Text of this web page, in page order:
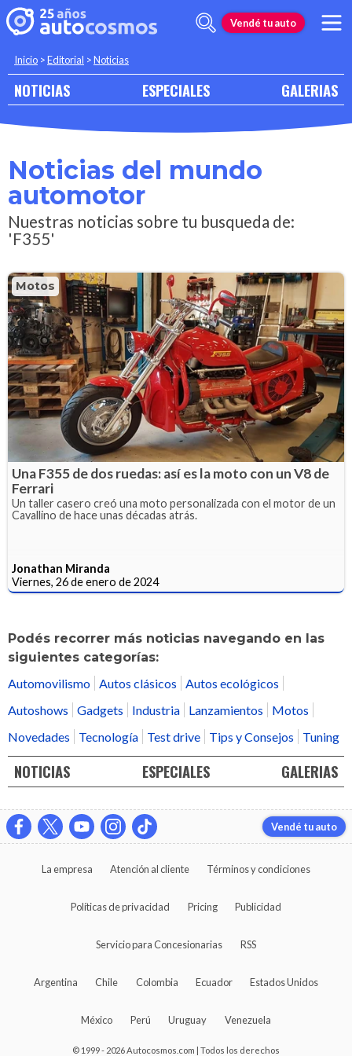
Vendé tu auto
Inicio >Editorial >Noticias
NOTICIAS ESPECIALES GALERIAS
Noticias del mundo
automotor
Nuestras noticias sobre tu busqueda de:
'F355'
Motos
Una F355 de dos ruedas: así es la moto con un V8 de
Ferrari
Un taller casero creó una moto personalizada con el motor de un
Cavallino de hace unas décadas atrás.
Jonathan Miranda
Viernes, 26 de enero de 2024
Podés recorrer más noticias navegando en las
siguientes categorías:
Automovilismo Autos clásicos
Autos ecológicos
Autoshows
Gadgets Industria Lanzamientos
Motos
Novedades
Tecnología Test drive Tips y Consejos Tuning
NOTICIAS ESPECIALES GALERIAS
Vendé tu auto
La empresa Atención al cliente Términos y condiciones
Políticas de privacidad Pricing Publicidad
Servicio para Concesionarias RSS
Argentina Chile Colombia Ecuador Estados Unidos
México Perú Uruguay Venezuela
© 1999 - 2026 Autocosmos.com | Todos los derechos